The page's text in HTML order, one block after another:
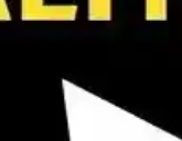
oyunculara ve
Seçilir
kullanıcı